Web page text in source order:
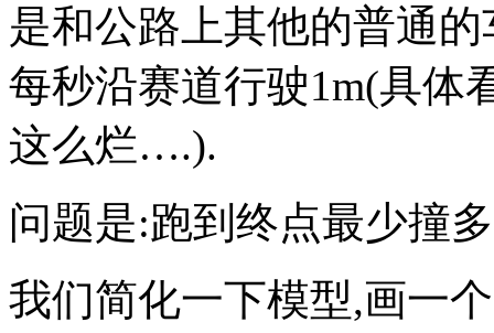
是和公路上其他的普通
每秒沿赛道行驶1m(具体
这么烂….).
问题是:跑到终点最少撞
我们简化一下模型,画一